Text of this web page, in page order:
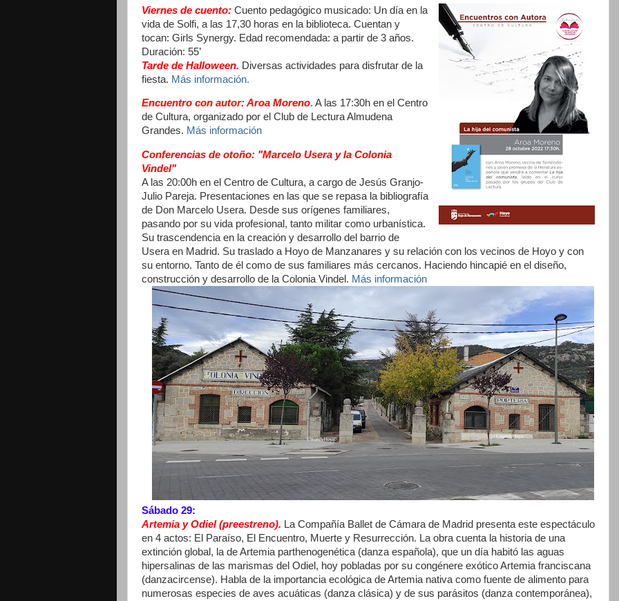
Viernes de cuento: Cuento pedagógico musicado: Un día en la
vida de Solfi, a las 17,30 horas en la biblioteca. Cuentan y
tocan: Girls Synergy. Edad recomendada: a partir de 3 años.
Duración: 55’
Tarde de Halloween. Diversas actividades para disfrutar de la
fiesta. Más información.
Encuentro con autor: Aroa Moreno. A las 17:30h en el Centro
de Cultura, organizado por el Club de Lectura Almudena
Grandes. Más información
Conferencias de otoño: "Marcelo Usera y la Colonia
Vindel"
A las 20:00h en el Centro de Cultura, a cargo de Jesús Granjo-
Julio Pareja. Presentaciones en las que se repasa la bibliografía
de Don Marcelo Usera. Desde sus orígenes familiares,
pasando por su vida profesional, tanto militar como urbanística.
Su trascendencia en la creación y desarrollo del barrio de
Usera en Madrid. Su traslado a Hoyo de Manzanares y su relación con los vecinos de Hoyo y con
su entorno. Tanto de él como de sus familiares más cercanos. Haciendo hincapié en el diseño,
construcción y desarrollo de la Colonia Vindel. Más información
Sábado 29:
Artemia y Odiel (preestreno). La Compañía Ballet de Cámara de Madrid presenta este espectáculo
en 4 actos: El Paraíso, El Encuentro, Muerte y Resurrección. La obra cuenta la historia de una
extinción global, la de Artemia parthenogenética (danza española), que un día habitó las aguas
hipersalinas de las marismas del Odiel, hoy pobladas por su congénere exótico Artemia franciscana
(danzacircense). Habla de la importancia ecológica de Artemia nativa como fuente de alimento para
numerosas especies de aves acuáticas (danza clásica) y de sus parásitos (danza contemporánea),